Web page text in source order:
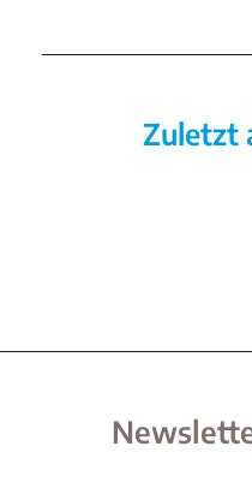
Zuletzt